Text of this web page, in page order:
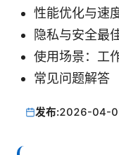
性能优化与速
隐私与安全最
使用场景：工
常见问题解答
发布:2026-04-